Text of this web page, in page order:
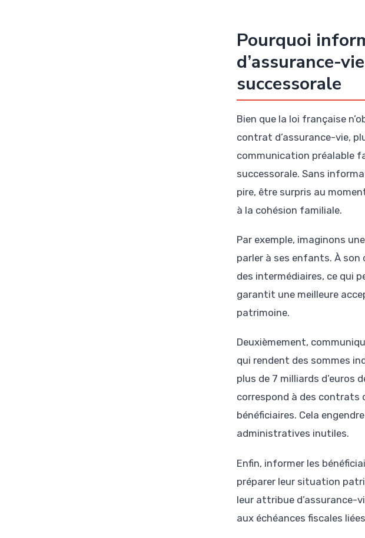
Pourquoi
d’assurance-
successorale
Bien que la loi française
contrat d’assurance-vie,
communication préalable
successorale. Sans
pire, être surpris au
à la cohésion familiale.
Par exemple, imaginons
parler à ses enfants. À
des intermédiaires, ce qui
garantit une meilleure
patrimoine.
Deuxièmement,
qui rendent des sommes
plus de 7 milliards
correspond à des contrats
bénéficiaires. Cela
administratives inutiles.
Enfin, informer les
préparer leur situation
leur attribue d’assurance-
aux échéances fiscales